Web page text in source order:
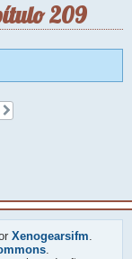
209
Xenogearsifm.
.